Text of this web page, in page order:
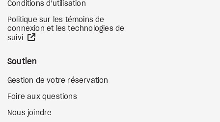
Conditions d'utilisation
Politique sur les témoins de
connexion et les technologies de
suivi
Soutien
Gestion de votre réservation
Foire aux questions
Nous joindre